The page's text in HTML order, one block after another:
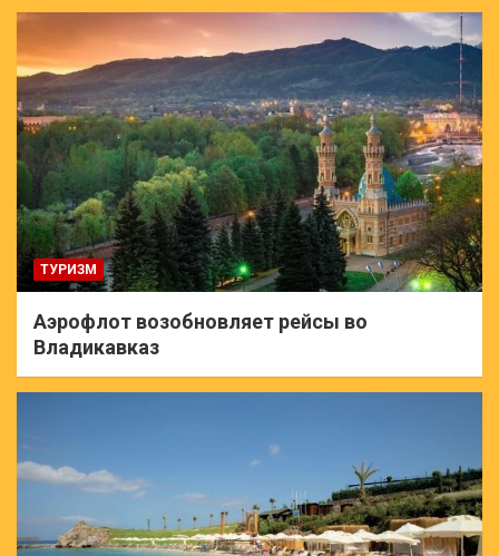
ТУРИЗМ
Аэрофлот возобновляет рейсы во
Владикавказ